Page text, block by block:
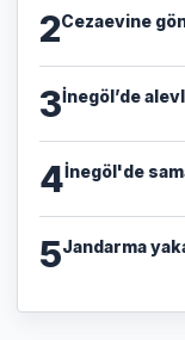
2Cezaevine
3İnegöl’de
4İnegöl'de
5Jandarma